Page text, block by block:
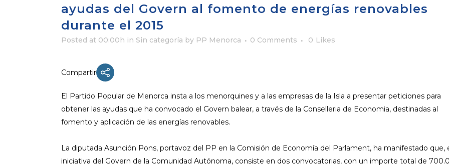
ACTUALIDAD
X CONGRESO NNGG MENORCA
EQUIPO DIRECTIVO NN.GG.
MENORCA
PONENCIA DE REGLAMENTO Y
ESTATUTOS
ayudas del Govern al fomento de energías renovables
durante el 2015
Posted at 00:00h in Sin categoría by PP Menorca 0 Comments 0 Likes
Compartir
El Partido Popular de Menorca insta a los menorquines y a las empresas de la Isla a presentar peticiones para
obtener las ayudas que ha convocado el Govern balear, a través de la Conselleria de Economia, destinadas al
fomento y aplicación de las energías renovables.
La diputada Asunción Pons, portavoz del PP en la Comisión de Economía del Parlament, ha manifestado que,
iniciativa del Govern de la Comunidad Autónoma, consiste en dos convocatorias, con un importe total de